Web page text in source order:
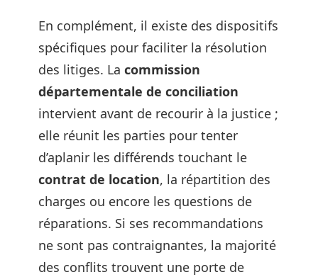
En complément, il existe des dispositifs
spécifiques pour faciliter la résolution
des litiges. La commission
départementale de conciliation
intervient avant de recourir à la justice ;
elle réunit les parties pour tenter
d’aplanir les différends touchant le
contrat de location, la répartition des
charges ou encore les questions de
réparations. Si ses recommandations
ne sont pas contraignantes, la majorité
des conflits trouvent une porte de